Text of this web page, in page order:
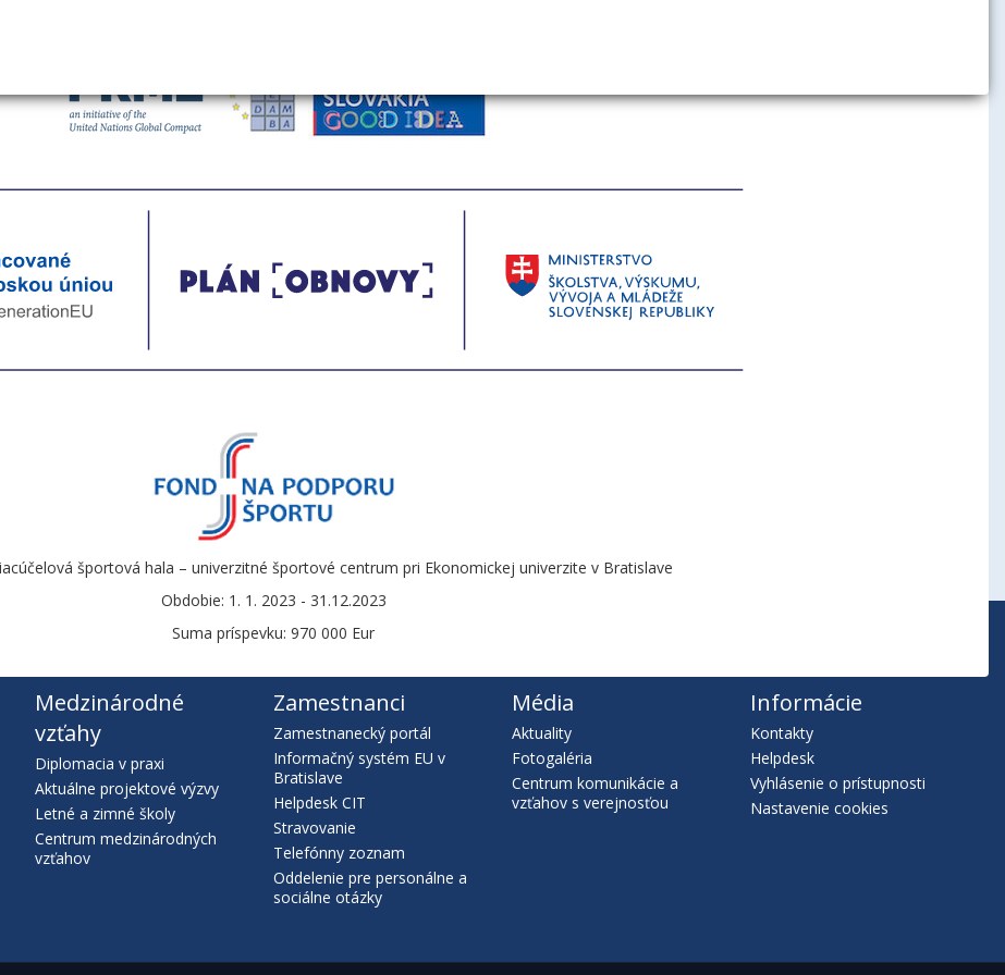
športová hala – univerzitné športové centrum pri Ekonomickej univerzite v Bratislave
Obdobie: 1. 1. 2023 - 31.12.2023
Suma príspevku: 970 000 Eur
Medzinárodné
vzťahy
Diplomacia v praxi
Aktuálne projektové výzvy
Letné a zimné školy
Centrum medzinárodných
vzťahov
Zamestnanci
Zamestnanecký portál
Informačný systém EU v
Bratislave
Helpdesk CIT
Stravovanie
Telefónny zoznam
Oddelenie pre personálne a
sociálne otázky
Média
Aktuality
Fotogaléria
Centrum komunikácie a
vzťahov s verejnosťou
Informácie
Kontakty
Helpdesk
Vyhlásenie o prístupnosti
Nastavenie cookies